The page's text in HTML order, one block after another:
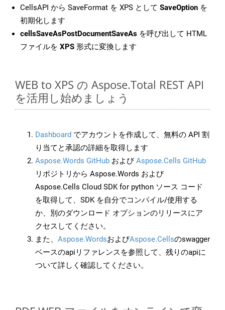
CellsAPI から SaveFormat を XPS として SaveOption を
初期化します
cellsSaveAsPostDocumentSaveAs を呼び出して HTML
ファイルを XPS 形式に変換します
WEB to XPS の Aspose.Total REST API
を活用し始めましょう
Dashboard でアカウントを作成して、無料の API 割
り当てと承認の詳細を取得します
Aspose.Words GitHub およびAspose.Cells GitHub
リポジトリから Aspose.Words および
Aspose.Cells Cloud SDK for python ソース コード
を取得して、SDK を自分でコンパイル/使用する
か、別のダウンロード オプションのリリースにア
クセスしてください。
また、 Aspose.WordsおよびAspose.Cellsのswagger
ベースのapiリファレンスを参照して、残りのapiに
ついて詳しく確認してください。